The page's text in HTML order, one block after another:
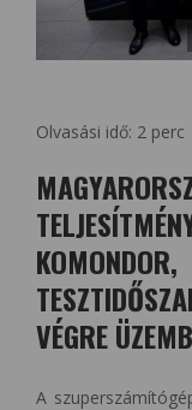
Olvasási idő: 2 perc
VÉGRE
A